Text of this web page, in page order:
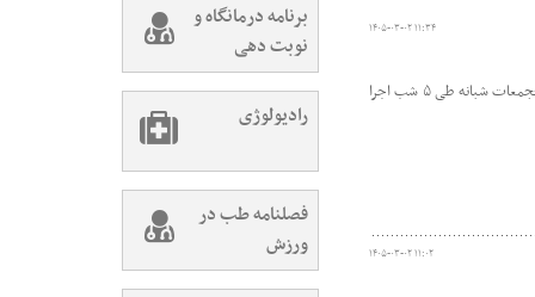
۱۴۰۵-۰۳-۰۲ ۱۱:۳۴
هیات پزشکی ورزشی کیش هشتمین پویس ایستگاه رایگان تندرستی را در طول هفته سلامت با محوریت ارائه خدمات به شهروندان حاضر در تحجمعات شبانه طی ۵ شب اجرا
۱۴۰۵-۰۳-۰۲ ۱۱:۰۲
برنامه درمانگاه و
نوبت دهی
رادیولوژی
فصلنامه طب در
ورزش